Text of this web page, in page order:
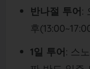
반나절 투어 :
후(13:00~
1일 투어: 스